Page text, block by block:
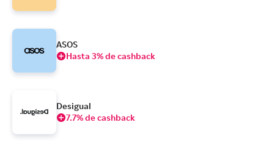
ASOS
Hasta 3% de cashback
Desigual
7.7% de cashback